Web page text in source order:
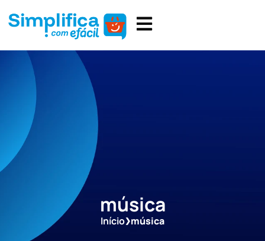
música
Início❯música